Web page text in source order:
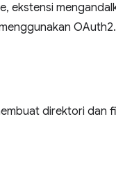
ekstensi
OAuth2.
direktori dan